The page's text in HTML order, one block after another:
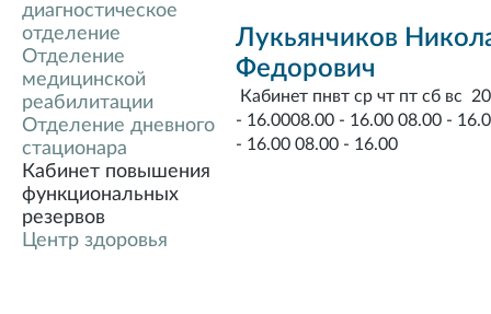
диагностическое
отделение
Отделение
медицинской
реабилитации
Отделение дневного
стационара
Кабинет повышения
функциональных
резервов
Центр здоровья
Лукьянчиков
Федорович
Кабинет пнвт ср чт пт сб вс
- 16.0008.00 - 16.00 08.00 -
- 16.00 08.00 - 16.00